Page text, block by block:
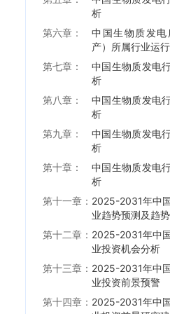
析
第六章：
中国生物质发电
产）所属行业运
第七章：
中国生物质发电
析
第八章：
中国生物质发电
析
第九章：
中国生物质发电
析
第十章：
中国生物质发电
析
第十一章： 2025-2031年中
业趋势预测及趋
第十二章： 2025-2031年中
业投资机会分析
第十三章： 2025-2031年中
业投资前景预警
第十四章： 2025-2031年中